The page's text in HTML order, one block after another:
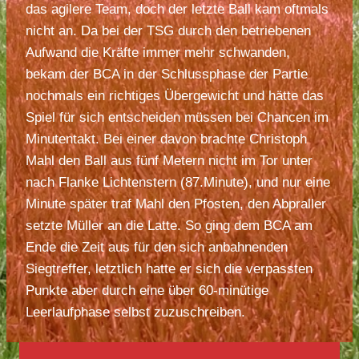
das agilere Team, doch der letzte Ball kam oftmals
nicht an. Da bei der TSG durch den betriebenen
Aufwand die Kräfte immer mehr schwanden,
bekam der BCA in der Schlussphase der Partie
nochmals ein richtiges Übergewicht und hätte das
Spiel für sich entscheiden müssen bei Chancen im
Minutentakt. Bei einer davon brachte Christoph
Mahl den Ball aus fünf Metern nicht im Tor unter
nach Flanke Lichtenstern (87.Minute), und nur eine
Minute später traf Mahl den Pfosten, den Abpraller
setzte Müller an die Latte. So ging dem BCA am
Ende die Zeit aus für den sich anbahnenden
Siegtreffer, letztlich hatte er sich die verpassten
Punkte aber durch eine über 60-minütige
Leerlaufphase selbst zuzuschreiben.